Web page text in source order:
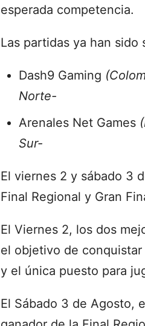
esperada competencia.
Las partidas ya han sido
Dash9 Gaming
Norte-
Arenales Net Games
Sur-
El viernes 2 y sábado 3
Final Regional y Gran
El Viernes 2, los dos
el objetivo de
y el única puesto para
El Sábado 3 de Agosto,